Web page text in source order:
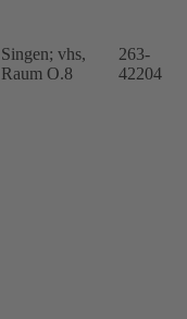
Singen; vhs,
Raum O.8
263-
42204